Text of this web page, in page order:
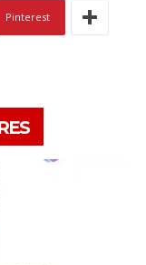
Pinterest